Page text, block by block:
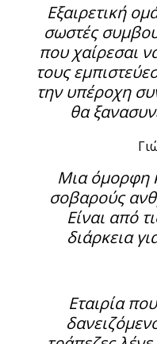
Εξαιρετική
σωστές
που χαίρεσαι
τους
την υπέροχη
θα
Μια όμορφη
σοβαρούς
Είναι από
διάρκεια
Εταιρία